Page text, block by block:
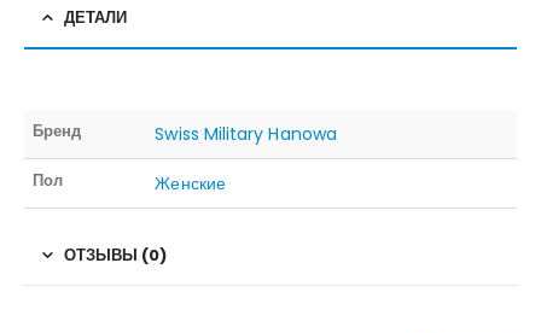
ДЕТАЛИ
Бренд Swiss Military Hanowa
Пол Женские
ОТЗЫВЫ (0)